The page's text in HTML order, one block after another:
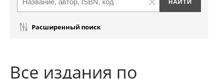
Расширенный поиск
Все издания по